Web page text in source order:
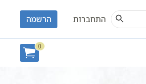
Search Button
התחברות הרשמה
0